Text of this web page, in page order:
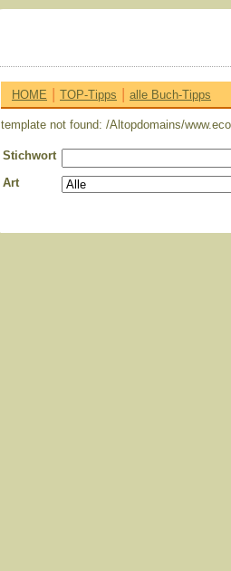
HOME | TOP-Tipps | alle Buch-Tipps
template not found: /Altopdomains/
Stichwort
Art